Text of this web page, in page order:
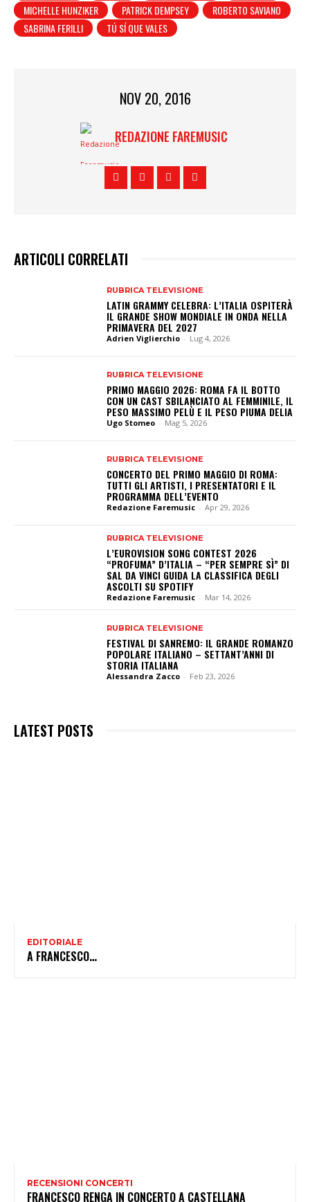
MICHELLE HUNZIKER
PATRICK DEMPSEY
ROBERTO SAVIANO
SABRINA FERILLI
TÚ SÍ QUE VALES
NOV 20, 2016
REDAZIONE FAREMUSIC
ARTICOLI CORRELATI
RUBRICA TELEVISIONE
LATIN GRAMMY CELEBRA: L’ITALIA OSPITERÀ
IL GRANDE SHOW MONDIALE IN ONDA NELLA
PRIMAVERA DEL 2027
Adrien Viglierchio - Lug 4, 2026
RUBRICA TELEVISIONE
PRIMO MAGGIO 2026: ROMA FA IL BOTTO
CON UN CAST SBILANCIATO AL FEMMINILE, IL
PESO MASSIMO PELÙ E IL PESO PIUMA DELIA
Ugo Stomeo - Mag 5, 2026
RUBRICA TELEVISIONE
CONCERTO DEL PRIMO MAGGIO DI ROMA:
TUTTI GLI ARTISTI, I PRESENTATORI E IL
PROGRAMMA DELL’EVENTO
Redazione Faremusic - Apr 29, 2026
RUBRICA TELEVISIONE
L’EUROVISION SONG CONTEST 2026
“PROFUMA” D’ITALIA – “PER SEMPRE SÌ” DI
SAL DA VINCI GUIDA LA CLASSIFICA DEGLI
ASCOLTI SU SPOTIFY
Redazione Faremusic - Mar 14, 2026
RUBRICA TELEVISIONE
FESTIVAL DI SANREMO: IL GRANDE ROMANZO
POPOLARE ITALIANO – SETTANT’ANNI DI
STORIA ITALIANA
Alessandra Zacco - Feb 23, 2026
LATEST POSTS
EDITORIALE
A FRANCESCO…
RECENSIONI CONCERTI
FRANCESCO RENGA IN CONCERTO A CASTELLANA